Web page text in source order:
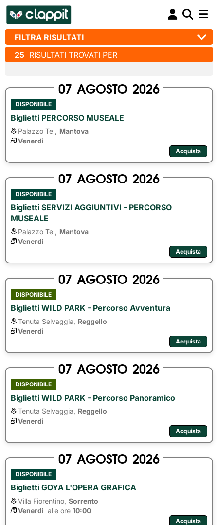
FILTRA RISULTATI
25 RISULTATI TROVATI PER
07 AGOSTO 2026
DISPONIBILE
Biglietti PERCORSO MUSEALE
Palazzo Te ,
Mantova
Venerdì
Acquista
07 AGOSTO 2026
DISPONIBILE
Biglietti SERVIZI AGGIUNTIVI - PERCORSO
MUSEALE
Palazzo Te ,
Mantova
Venerdì
Acquista
07 AGOSTO 2026
DISPONIBILE
Biglietti WILD PARK - Percorso Avventura
Tenuta Selvaggia,
Reggello
Venerdì
Acquista
07 AGOSTO 2026
DISPONIBILE
Biglietti WILD PARK - Percorso Panoramico
Tenuta Selvaggia,
Reggello
Venerdì
Acquista
07 AGOSTO 2026
DISPONIBILE
Biglietti GOYA L'OPERA GRAFICA
Villa Fiorentino, Sorrento
Venerdì alle ore 10:00
Acquista